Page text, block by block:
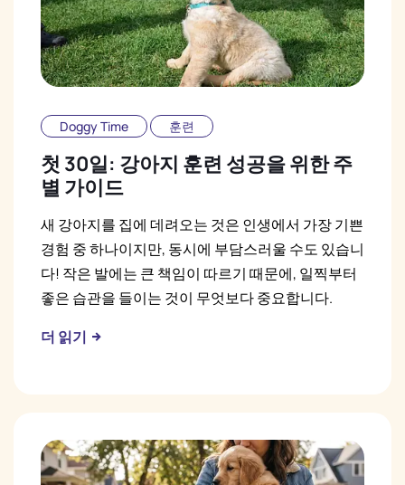
Doggy Time 훈련
첫 30일: 강아지 훈련 성공을 위한 주
별 가이드
새 강아지를 집에 데려오는 것은 인생에서 가장 기쁜
경험 중 하나이지만, 동시에 부담스러울 수도 있습니
다! 작은 발에는 큰 책임이 따르기 때문에, 일찍부터
좋은 습관을 들이는 것이 무엇보다 중요합니다.
더 읽기